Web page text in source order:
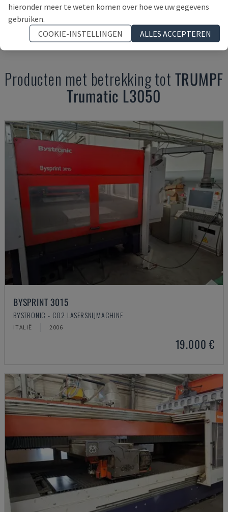
FINANCIERING VAN ACTIVA
Producten met betrekking tot TRUMPF
Trumatic L3050
BYSPRINT 3015
BYSTRONIC - CO2 LASERSNIJMACHINE
ITALIË 2006
19.000 €
hieronder meer te weten komen over hoe we uw gegevens
gebruiken.
COOKIE-INSTELLINGEN
ALLES ACCEPTEREN